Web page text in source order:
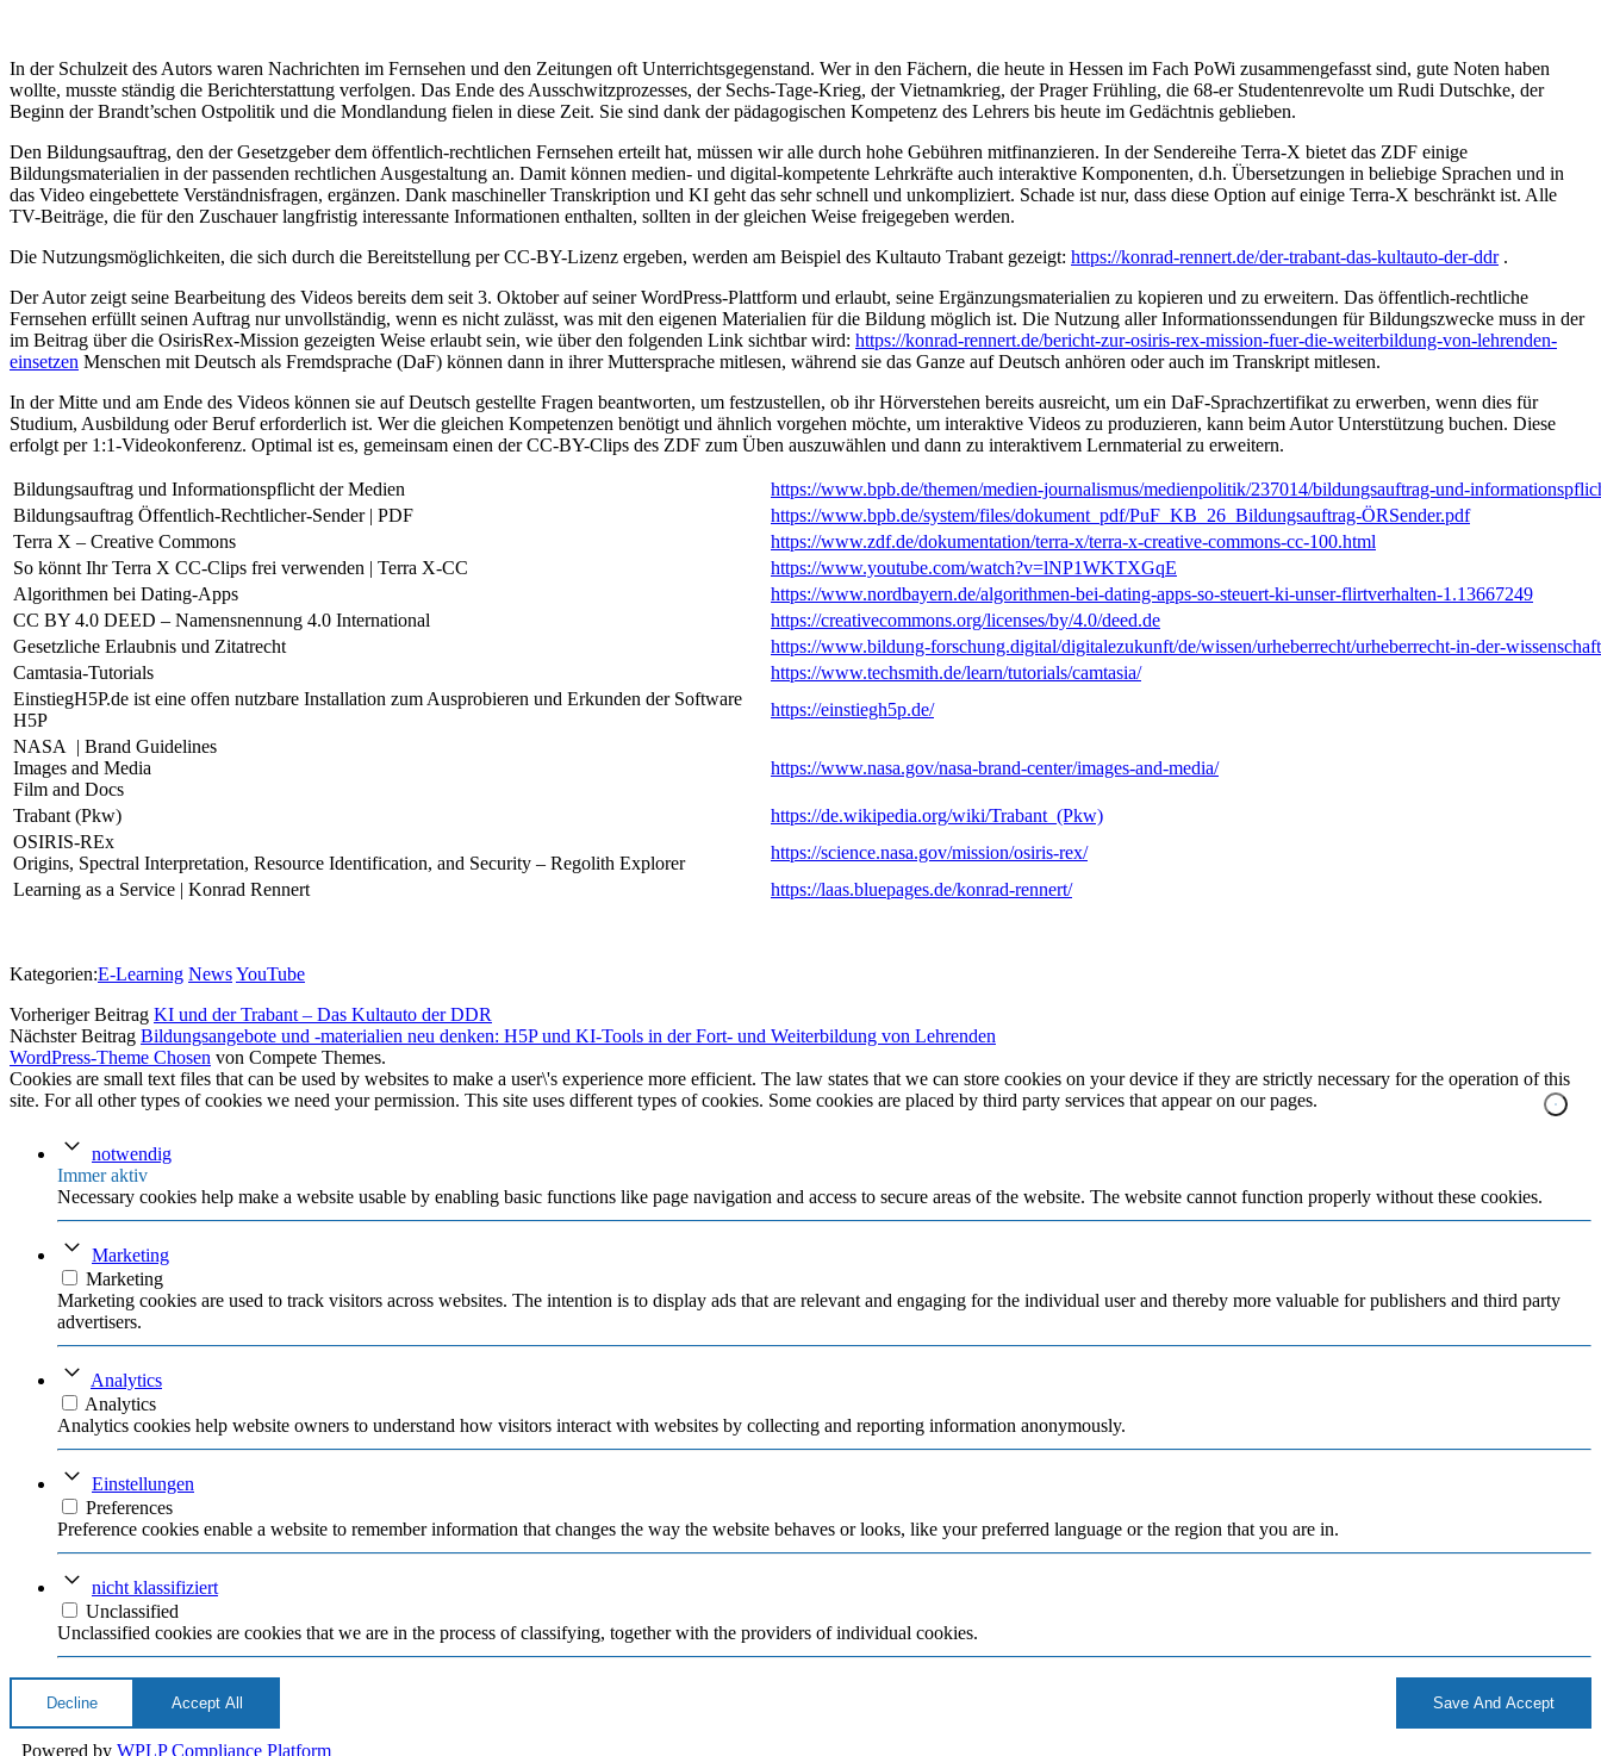
In der Schulzeit des Autors waren Nachrichten im Fernsehen und den Zeitungen oft Unterrichtsgegenstand. Wer in den Fächern, die heute in Hessen im Fach PoWi zusammengefasst sind, gute Noten haben
wollte, musste ständig die Berichterstattung verfolgen. Das Ende des Ausschwitzprozesses, der Sechs-Tage-Krieg, der Vietnamkrieg, der Prager Frühling, die 68-er Studentenrevolte um Rudi Dutschke, der
Beginn der Brandt’schen Ostpolitik und die Mondlandung fielen in diese Zeit. Sie sind dank der pädagogischen Kompetenz des Lehrers bis heute im Gedächtnis geblieben.
Den Bildungsauftrag, den der Gesetzgeber dem öffentlich-rechtlichen Fernsehen erteilt hat, müssen wir alle durch hohe Gebühren mitfinanzieren. In der Sendereihe Terra-X bietet das ZDF einige
Bildungsmaterialien in der passenden rechtlichen Ausgestaltung an. Damit können medien- und digital-kompetente Lehrkräfte auch interaktive Komponenten, d.h. Übersetzungen in beliebige Sprachen und in
das Video eingebettete Verständnisfragen, ergänzen. Dank maschineller Transkription und KI geht das sehr schnell und unkompliziert. Schade ist nur, dass diese Option auf einige Terra-X beschränkt ist. Alle
TV-Beiträge, die für den Zuschauer langfristig interessante Informationen enthalten, sollten in der gleichen Weise freigegeben werden.
Die Nutzungsmöglichkeiten, die sich durch die Bereitstellung per CC-BY-Lizenz ergeben, werden am Beispiel des Kultauto Trabant gezeigt: https://konrad-rennert.de/der-trabant-das-kultauto-der-ddr.
Der Autor zeigt seine Bearbeitung des Videos bereits dem seit 3. Oktober auf seiner WordPress-Plattform und erlaubt, seine Ergänzungsmaterialien zu kopieren und zu erweitern. Das öffentlich-rechtliche
Fernsehen erfüllt seinen Auftrag nur unvollständig, wenn es nicht zulässt, was mit den eigenen Materialien für die Bildung möglich ist. Die Nutzung aller Informationssendungen für Bildungszwecke muss in der
im Beitrag über die OsirisRex-Mission gezeigten Weise erlaubt sein, wie über den folgenden Link sichtbar wird: https://konrad-rennert.de/bericht-zur-osiris-rex-mission-fuer-die-weiterbildung-von-lehrenden-
einsetzen Menschen mit Deutsch als Fremdsprache (DaF) können dann in ihrer Muttersprache mitlesen, während sie das Ganze auf Deutsch anhören oder auch im Transkript mitlesen.
In der Mitte und am Ende des Videos können sie auf Deutsch gestellte Fragen beantworten, um festzustellen, ob ihr Hörverstehen bereits ausreicht, um ein DaF-Sprachzertifikat zu erwerben, wenn dies für
Studium, Ausbildung oder Beruf erforderlich ist. Wer die gleichen Kompetenzen benötigt und ähnlich vorgehen möchte, um interaktive Videos zu produzieren, kann beim Autor Unterstützung buchen. Diese
erfolgt per 1:1-Videokonferenz. Optimal ist es, gemeinsam einen der CC-BY-Clips des ZDF zum Üben auszuwählen und dann zu interaktivem Lernmaterial zu erweitern.
Bildungsauftrag und Informationspflicht der Medien
https://www.bpb.de/themen/medien-journalismus/medienpolitik/237014/bildungsauftrag-und-
Bildungsauftrag Öffentlich-Rechtlicher-Sender | PDF
https://www.bpb.de/system/files/dokument_pdf/PuF_KB_26_Bildungsauftrag-ÖRSender.pdf
Terra X – Creative Commons
https://www.zdf.de/dokumentation/terra-x/terra-x-creative-commons-cc-100.html
So könnt Ihr Terra X CC-Clips frei verwenden | Terra X-CC
https://www.youtube.com/watch?v=lNP1WKTXGqE
Algorithmen bei Dating-Apps
https://www.nordbayern.de/algorithmen-bei-dating-apps-so-steuert-ki-unser-flirtverhalten-1.13667249
CC BY 4.0 DEED – Namensnennung 4.0 International
https://creativecommons.org/licenses/by/4.0/deed.de
Gesetzliche Erlaubnis und Zitatrecht
https://www.bildung-forschung.digital/digitalezukunft/de/wissen/urheberrecht/urheberrecht-in-der-
Camtasia-Tutorials
https://www.techsmith.de/learn/tutorials/camtasia/
EinstiegH5P.de ist eine offen nutzbare Installation zum Ausprobieren und Erkunden der Software
H5P
https://einstiegh5p.de/
NASA | Brand Guidelines
Images and Media
Film and Docs
https://www.nasa.gov/nasa-brand-center/images-and-media/
Trabant (Pkw)
https://de.wikipedia.org/wiki/Trabant_(Pkw)
OSIRIS-REx
Origins, Spectral Interpretation, Resource Identification, and Security – Regolith Explorer
https://science.nasa.gov/mission/osiris-rex/
Learning as a Service | Konrad Rennert
https://laas.bluepages.de/konrad-rennert/
Kategorien:E-Learning NewsYouTube
Vorheriger Beitrag KI und der Trabant – Das Kultauto der DDR
Nächster Beitrag Bildungsangebote und -materialien neu denken: H5P und KI-Tools in der Fort- und Weiterbildung von Lehrenden
WordPress-Theme Chosen von Compete Themes.
Cookies are small text files that can be used by websites to make a user\'s experience more efficient. The law states that we can store cookies on your device if they are strictly necessary for the operation of this
site. For all other types of cookies we need your permission. This site uses different types of cookies. Some cookies are placed by third party services that appear on our pages.
notwendig
Immer aktiv
Necessary cookies help make a website usable by enabling basic functions like page navigation and access to secure areas of the website. The website cannot function properly without these cookies.
Marketing
Marketing
Marketing cookies are used to track visitors across websites. The intention is to display ads that are relevant and engaging for the individual user and thereby more valuable for publishers and third party
advertisers.
Analytics
Analytics
Analytics cookies help website owners to understand how visitors interact with websites by collecting and reporting information anonymously.
Einstellungen
Preferences
Preference cookies enable a website to remember information that changes the way the website behaves or looks, like your preferred language or the region that you are in.
nicht klassifiziert
Unclassified
Unclassified cookies are cookies that we are in the process of classifying, together with the providers of individual cookies.
Decline Accept All Save And Accept
Powered by WPLP Compliance Platform